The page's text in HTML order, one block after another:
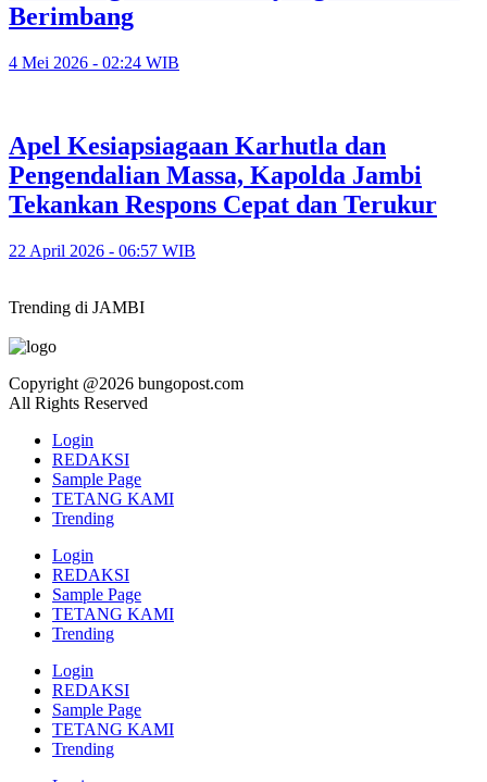
Berimbang
4 Mei 2026 - 02:24 WIB
Apel Kesiapsiagaan Karhutla dan
Pengendalian Massa, Kapolda Jambi
Tekankan Respons Cepat dan Terukur
22 April 2026 - 06:57 WIB
Trending di JAMBI
Copyright @2026 bungopost.com
All Rights Reserved
Login
REDAKSI
Sample Page
TETANG KAMI
Trending
Login
REDAKSI
Sample Page
TETANG KAMI
Trending
Login
REDAKSI
Sample Page
TETANG KAMI
Trending